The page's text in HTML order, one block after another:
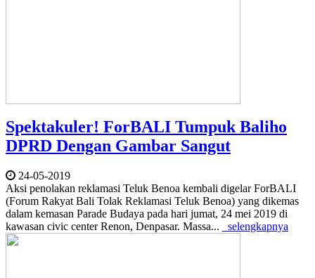
Spektakuler! ForBALI Tumpuk Baliho
DPRD Dengan Gambar Sangut
24-05-2019
Aksi penolakan reklamasi Teluk Benoa kembali digelar ForBALI
(Forum Rakyat Bali Tolak Reklamasi Teluk Benoa) yang dikemas
dalam kemasan Parade Budaya pada hari jumat, 24 mei 2019 di
kawasan civic center Renon, Denpasar. Massa...
selengkapnya